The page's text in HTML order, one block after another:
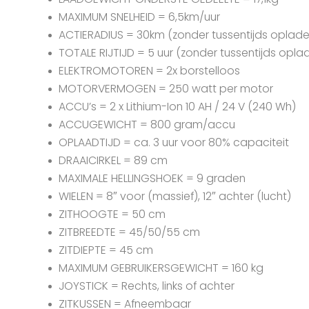
MAXIMUM SNELHEID = 6,5km/uur
ACTIERADIUS = 30km (zonder tussentijds
TOTALE RIJTIJD = 5 uur (zonder tussentijds
ELEKTROMOTOREN = 2x borstelloos
MOTORVERMOGEN = 250 watt per motor
ACCU’s = 2 x Lithium-Ion 10 AH / 24 V (240 Wh)
ACCUGEWICHT = 800 gram/accu
OPLAADTIJD = ca. 3 uur voor 80% capaciteit
DRAAICIRKEL = 89 cm
MAXIMALE HELLINGSHOEK = 9 graden
WIELEN = 8″ voor (massief), 12″ achter (lucht)
ZITHOOGTE = 50 cm
ZITBREEDTE = 45/50/55 cm
ZITDIEPTE = 45 cm
MAXIMUM GEBRUIKERSGEWICHT = 160 kg
JOYSTICK = Rechts, links of achter
ZITKUSSEN = Afneembaar